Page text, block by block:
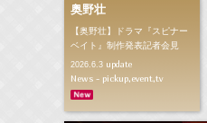
奥野壮
【奥野壮】ドラマ『スピナー
ベイト』制作発表記者会見
2026.6.3update
News - pickup,event,tv